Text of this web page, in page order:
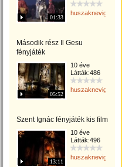
01:33
Második rész Il Gesu
fényjáték
05:52
10 éve
Látták:486
Szent Ignác fényjáték kis film
13:11
10 éve
Látták:496